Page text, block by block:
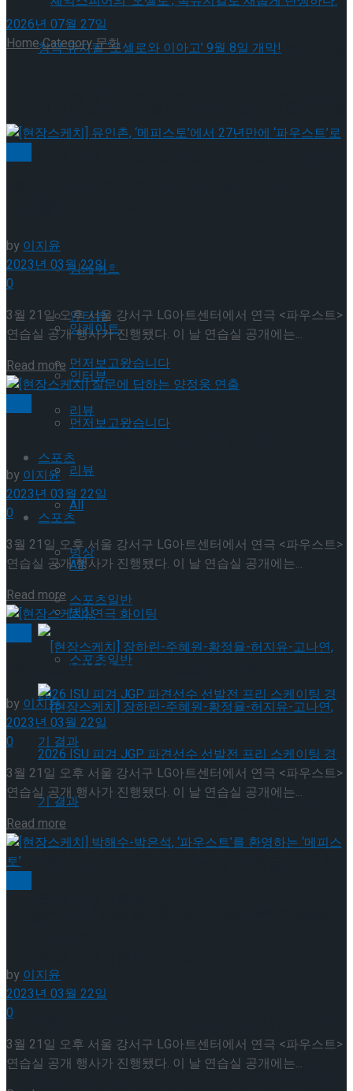
셰익스피어의 ‘오셀로’, 록뮤지컬로 새롭게 탄생
막!
앙케이트
인터뷰
먼저보고왔습니다
리뷰
스포츠
All
빙상
스포츠일반
[현장스케치] 장하린-주혜원-황정율-허지유-
고나연, 2026 ISU 피겨 JGP 파견선수 선발전
2026 ISU 피겨 JGP 파견선수 선발전 프리 스케
Trending Tags
앙케이트
인터뷰
먼저보고왔습니다
리뷰
스포츠
All
빙상
스포츠일반
2026년 07월 27일
HomeCategory문화
by이지윤
2023년 03월 22일
0
3월 21일 오후 서울 강서구 LG아트센터에서 연극 <파우스트>
연습실 공개 행사가 진행됐다. 이 날 연습실 공개에는...
Read moreDetails
by이지윤
2023년 03월 22일
0
3월 21일 오후 서울 강서구 LG아트센터에서 연극 <파우스트>
연습실 공개 행사가 진행됐다. 이 날 연습실 공개에는...
Read more Details
[현장스케치] 연극 <파우스트> 화이팅
by이지윤
2023년 03월 22일
0
3월 21일 오후 서울 강서구 LG아트센터에서 연극 <파우스트>
연습실 공개 행사가 진행됐다. 이 날 연습실 공개에는...
Read more
by 이지윤
2023년 03월 22일
0
3월 21일 오후 서울 강서구 LG아트센터에서 연극 <파우스트>
연습실 공개 행사가 진행됐다. 이 날 연습실 공개에는...